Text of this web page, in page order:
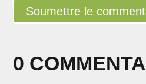
0
Soumettre le